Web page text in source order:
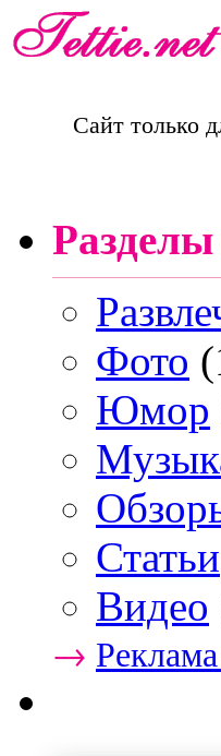
Сайт только
Фото
Юмор
Статьи
Видео
→